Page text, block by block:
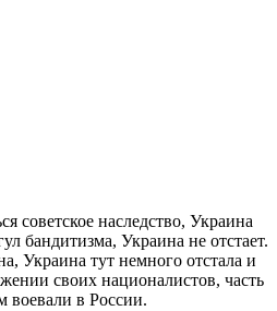
советское наследство, Украина
бандитизма, Украина не отстает.
Украина тут немного отстала и
своих националистов, часть
воевали в России.